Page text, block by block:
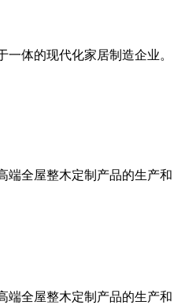
体的现代化家居制造企业。
端全屋整木定制产品的生产和
端全屋整木定制产品的生产和